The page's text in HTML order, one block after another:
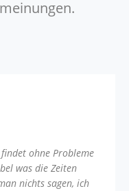
ohne Probleme
was die Zeiten
nichts sagen, ich